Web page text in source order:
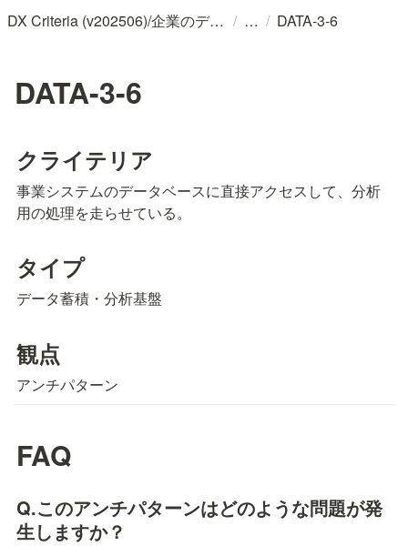
DX Criteria (v202506)/企業のデジタル化とソフトウェア活用のためのガイドライン / / DATA-3-6
DATA-3-6
クライテリア
事業システムのデータベースに直接アクセスして、分析
用の処理を走らせている。
タイプ
データ蓄積・分析基盤
観点
アンチパターン
FAQ
Q.このアンチパターンはどのような問題が発
生しますか？